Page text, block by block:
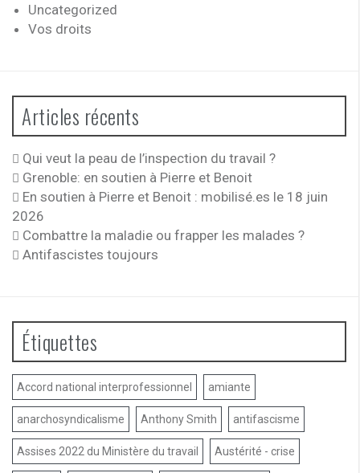
Uncategorized
Vos droits
Articles récents
Qui veut la peau de l’inspection du travail ?
Grenoble: en soutien à Pierre et Benoit
En soutien à Pierre et Benoit : mobilisé.es le 18 juin
2026
Combattre la maladie ou frapper les malades ?
Antifascistes toujours
Étiquettes
Accord national interprofessionnel amiante
anarchosyndicalisme Anthony Smith antifascisme
Assises 2022 du Ministère du travail Austérité - crise